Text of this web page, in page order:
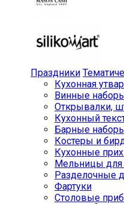
Праздники
Кухонная
Винные
Открывалки,
Кухонный
Барные
Костеры и
Кухонные
Мельницы для
Разделочные
Фартуки
Столовые